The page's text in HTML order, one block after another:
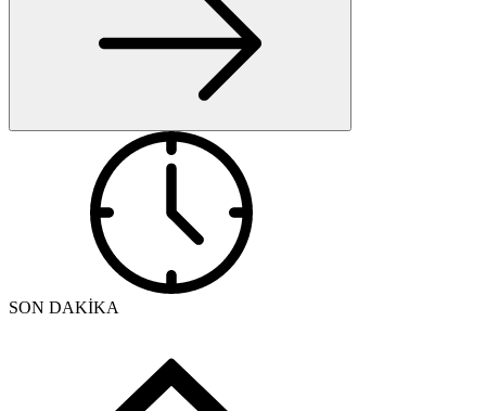
SON DAKİKA